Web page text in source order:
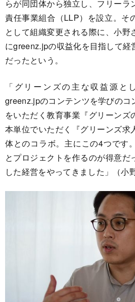
らが同団体から独立し、フリーラ
責任事業組合（LLP）を設立。そ
として組織変更される際に、小野
にgreenz.jpの収益化を目指して経
だったという。
「グリーンズの主な収益源と
greenz.jpのコンテンツを学びのコ
をいただく教育事業『グリーンズ
本単位でいただく『グリーンズ求
体とのコラボ。主にこの4つです
とプロジェクトを作るのが得意だ
した経営をやってきました」（小